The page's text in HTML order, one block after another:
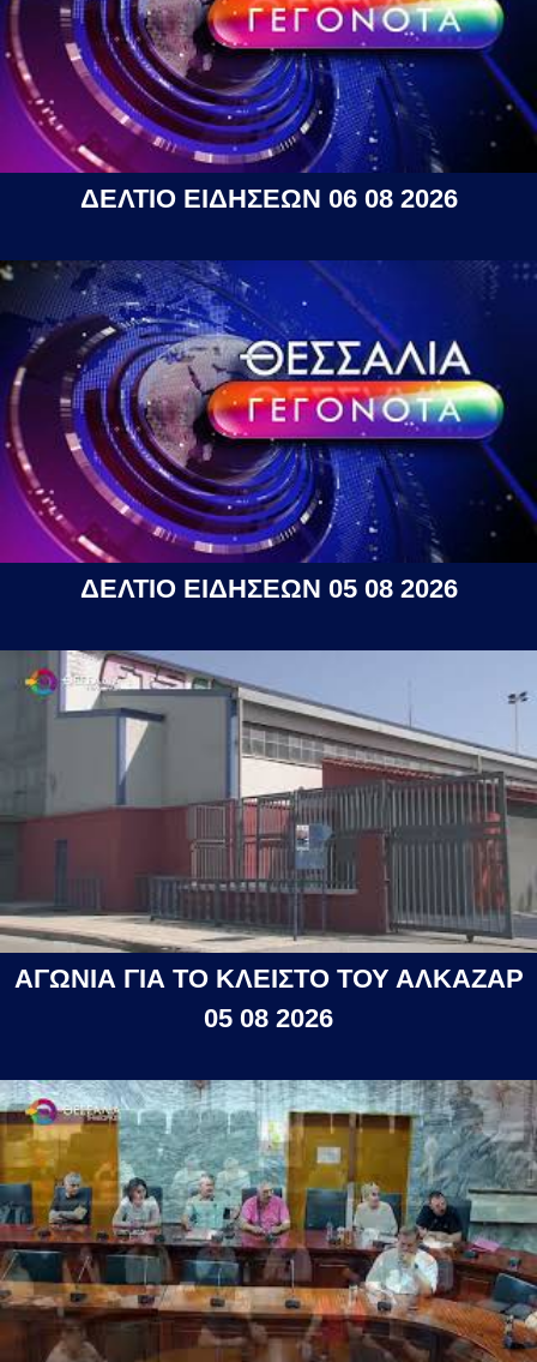
ΔΕΛΤΙΟ ΕΙΔΗΣΕΩΝ 06 08 2026
ΔΕΛΤΙΟ ΕΙΔΗΣΕΩΝ 05 08 2026
ΑΓΩΝΙΑ ΓΙΑ ΤΟ ΚΛΕΙΣΤΟ ΤΟΥ ΑΛΚΑΖΑΡ
05 08 2026